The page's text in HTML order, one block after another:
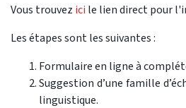
Vous trouvez ici le lien direct pour
Les étapes sont les suivantes :
Formulaire en ligne à
Suggestion d’une famille
linguistique.